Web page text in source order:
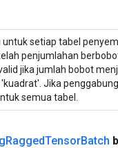
untuk setiap tabel
penjumlahan
jika jumlah bobot
Jika
semua tabel.
RaggedTensorBatch